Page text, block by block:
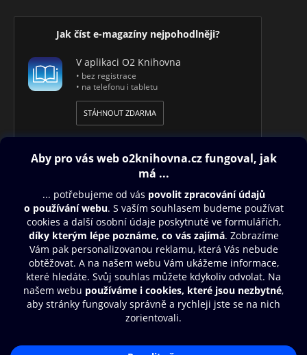
Jak číst e-magazíny nejpohodlněji?
V aplikaci O2 Knihovna
• bez registrace
• na telefonu i tabletu
STÁHNOUT ZDARMA
Obsah ke stažení
Moje O2 Knihovna
Další zábava
© O2 Czech Republic a.s.